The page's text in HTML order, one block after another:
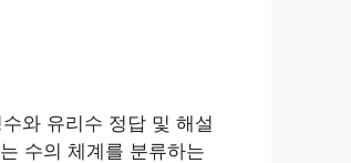
와 유리수 정답 및 해설
수의 체계를 분류하는